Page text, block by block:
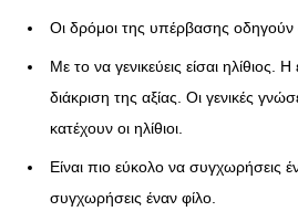
Οι δρόμοι της υπέρβασης οδηγούν
Με το να γενικεύεις είσαι ηλίθιος. Η
διάκριση της αξίας. Οι γενικές
κατέχουν οι ηλίθιοι.
Είναι πιο εύκολο να συγχωρήσεις
συγχωρήσεις έναν φίλο.